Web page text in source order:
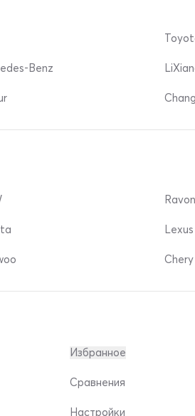
Benz
Ravon
Lexus
Chery
Избранное
Сравнения
Настройки